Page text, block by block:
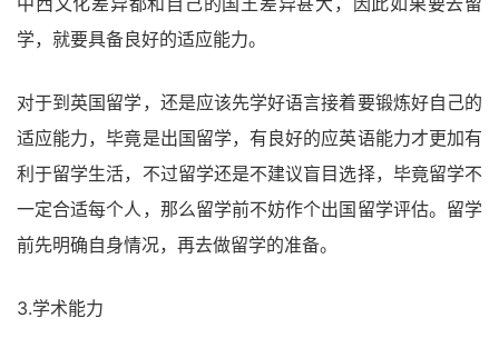
学，就要具备良好的适应能力。
对于到英国留学，还是应该先学好语言接着要锻炼好自己的
适应能力，毕竟是出国留学，有良好的应英语能力才更加有
利于留学生活，不过留学还是不建议盲目选择，毕竟留学不
一定合适每个人，那么留学前不妨作个出国留学评估。留学
前先明确自身情况，再去做留学的准备。
3.学术能力